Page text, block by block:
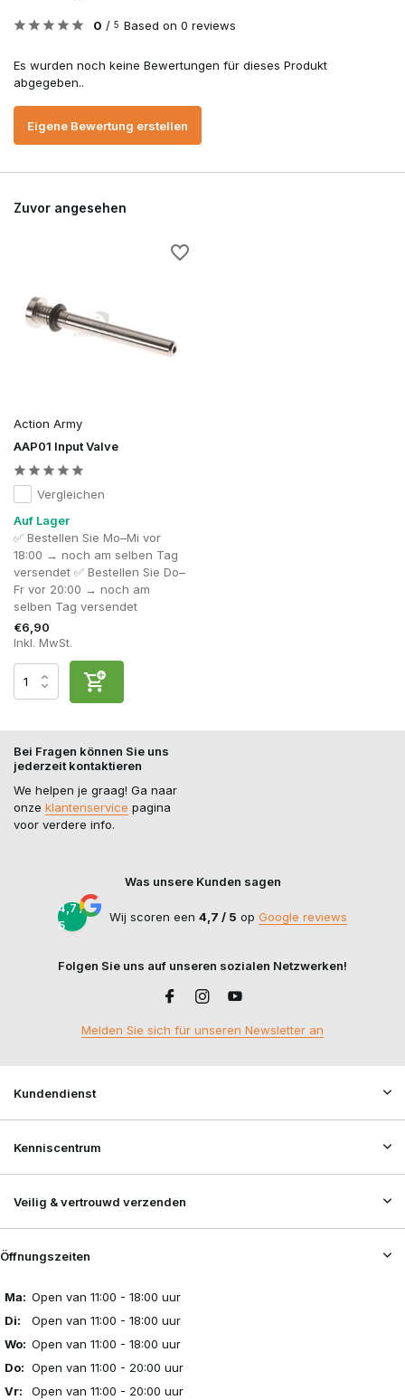
0 / 5 Based on 0 reviews
Es wurden noch keine Bewertungen für dieses Produkt
abgegeben..
Eigene Bewertung erstellen
Zuvor angesehen
Action Army
AAP01 Input Valve
Vergleichen
Auf Lager
✅ Bestellen Sie Mo–Mi vor
18:00 → noch am selben Tag
versendet ✅ Bestellen Sie Do–
Fr vor 20:00 → noch am
selben Tag versendet
€6,90
Inkl. MwSt.
Bei Fragen können Sie uns
jederzeit kontaktieren
We helpen je graag! Ga naar
onze klantenservice pagina
voor verdere info.
Was unsere Kunden sagen
4,7 /
5
Wij scoren een 4,7 / 5 op Google reviews
Folgen Sie uns auf unseren sozialen Netzwerken!
Melden Sie sich für unseren Newsletter an
Kundendienst
Kenniscentrum
Veilig & vertrouwd verzenden
Öffnungszeiten
Ma: Open van 11:00 - 18:00 uur
Di:
Open van 11:00 - 18:00 uur
Wo: Open van 11:00 - 18:00 uur
Do: Open van 11:00 - 20:00 uur
Vr:
Open van 11:00 - 20:00 uur